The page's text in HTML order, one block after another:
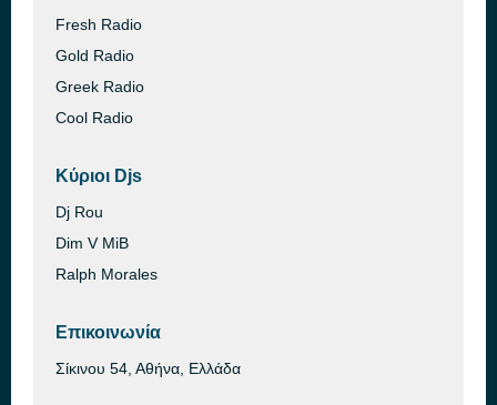
Fresh Radio
Gold Radio
Greek Radio
Cool Radio
Κύριοι Djs
Dj Rou
Dim V MiB
Ralph Morales
Επικοινωνία
Σίκινου 54, Αθήνα, Ελλάδα